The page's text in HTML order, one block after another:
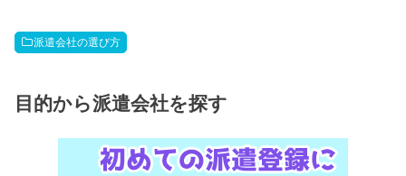
派遣会社の選び方
目的から派遣会社を探す